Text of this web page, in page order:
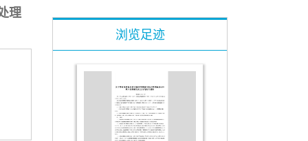
理
浏览足迹